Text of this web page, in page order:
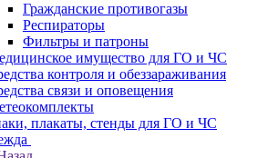
Гражданские противогазы
Респираторы
Фильтры и патроны
имущество для ГО и ЧС
контроля и обеззараживания
связи и оповещения
плакаты, стенды для ГО и ЧС